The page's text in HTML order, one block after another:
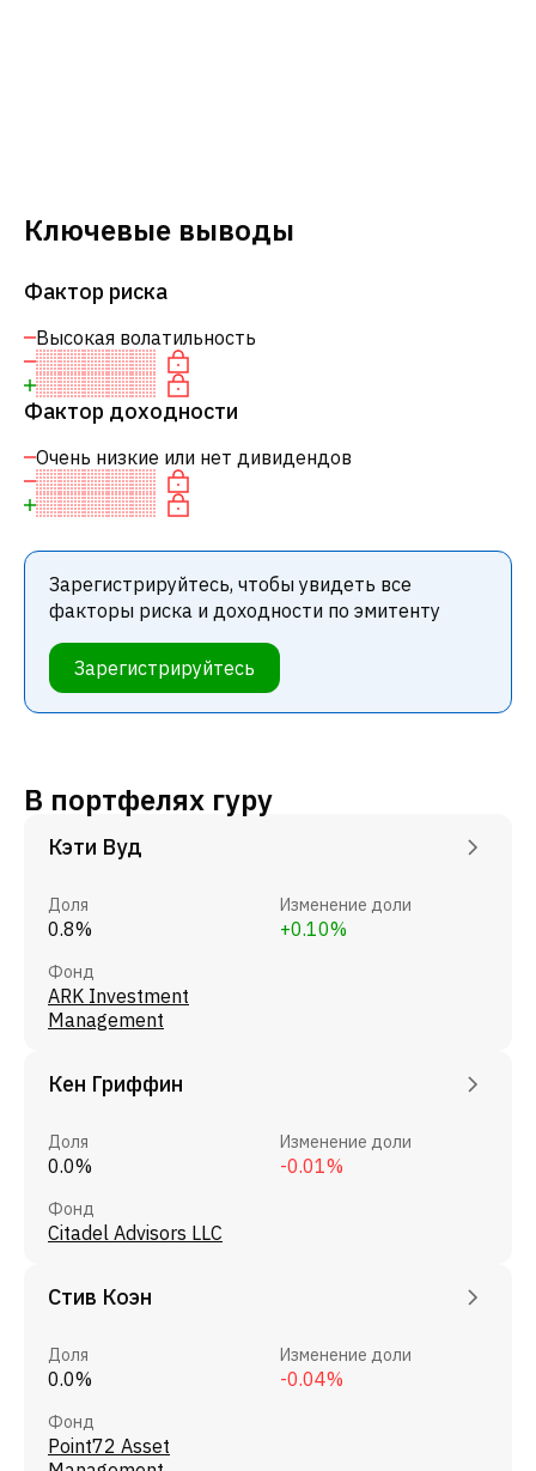
Ключевые выводы
Фактор риска
Высокая волатильность
Фактор доходности
Очень низкие или нет дивидендов
Зарегистрируйтесь, чтобы увидеть все
факторы риска и доходности по эмитенту
Зарегистрируйтесь
В портфелях гуру
Кэти Вуд
Доля
0.8%
Изменение доли
+0.10%
Фонд
ARK Investment
Management
Кен Гриффин
Доля
0.0%
Изменение доли
-0.01%
Фонд
Citadel Advisors LLC
Стив Коэн
Доля
0.0%
Изменение доли
-0.04%
Фонд
Point72 Asset